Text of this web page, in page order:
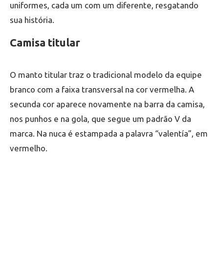
uniformes, cada um com um diferente, resgatando
sua história.
Camisa titular
O manto titular traz o tradicional modelo da equipe
branco com a faixa transversal na cor vermelha. A
secunda cor aparece novamente na barra da camisa,
nos punhos e na gola, que segue um padrão V da
marca. Na nuca é estampada a palavra “valentía”, em
vermelho.